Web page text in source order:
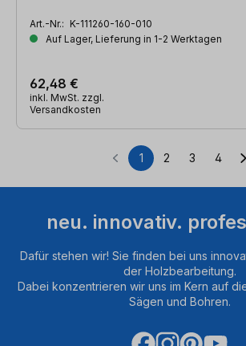
Art.-Nr.: K-111260-160-010
Auf Lager, Lieferung in 1-2 Werktagen
62,48 €
inkl. MwSt. zzgl.
Versandkosten
Seite
1 Seite
2 Seite
3 Seite
4
neu. innovativ.
Dafür stehen wir! Sie finden bei uns
der Holzbearbeitung.
Dabei konzentrieren wir uns im Kern auf
Sägen und Bohren.